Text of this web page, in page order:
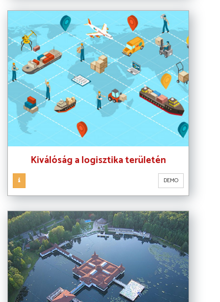
Kiválóság a logisztika területén
DEMO